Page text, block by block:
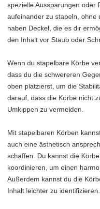
spezielle Aussparungen oder
aufeinander zu stapeln, ohne
haben Deckel, die es dir
den Inhalt vor Staub oder
Wenn du stapelbare Körbe
dass du die schwereren
oben platzierst, um die
darauf, dass die Körbe nicht
Umkippen zu vermeiden.
Mit stapelbaren Körben
auch eine ästhetisch
schaffen. Du kannst die
koordinieren, um einen
Außerdem kannst du die
Inhalt leichter zu identifizieren.